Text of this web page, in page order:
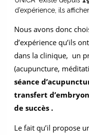
d’expérience, ils
Nous avons donc
d’expérience qu’ils
dans la clinique,  un
(acupuncture,
séance
transfert
de succès .
Le fait qu’il propose